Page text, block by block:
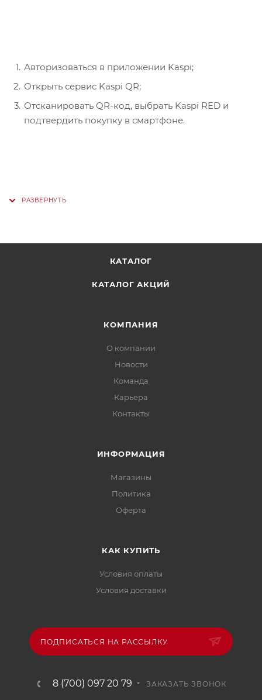
Авторизоваться в приложении Kaspi;
Открыть сервис Kaspi QR;
Отсканировать QR-код, выбрать Kaspi RED и
подтвердить покупку в смартфоне.
КАТАЛОГ
КАТАЛОГ АКЦИЙ
КОМПАНИЯ
О компании
Новости
Команда
Карьера
Контакты
ИНФОРМАЦИЯ
Магазины
Политика
Офертa
КАК КУПИТЬ
Условия оплаты
Условия доставки
ПОДПИСАТЬСЯ НА РАССЫЛКУ
8 (700) 097 20 79 ЗАКАЗАТЬ ЗВОНОК